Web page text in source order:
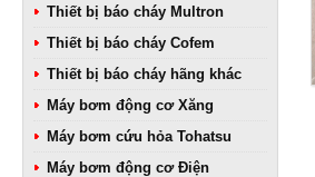
Thiết bị báo cháy Multron
Thiết bị báo cháy Cofem
Thiết bị báo cháy hãng khác
Máy bơm động cơ Xăng
Máy bơm cứu hỏa Tohatsu
Máy bơm động cơ Điện